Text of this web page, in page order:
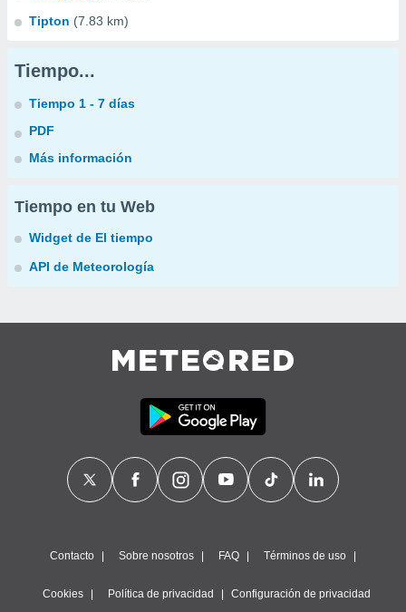
Tipton (7.83 km)
Tiempo...
Tiempo 1 - 7 días
PDF
Más información
Tiempo en tu Web
Widget de El tiempo
API de Meteorología
Contacto Sobre nosotros FAQ Términos de uso
Cookies Política de privacidad Configuración de privacidad